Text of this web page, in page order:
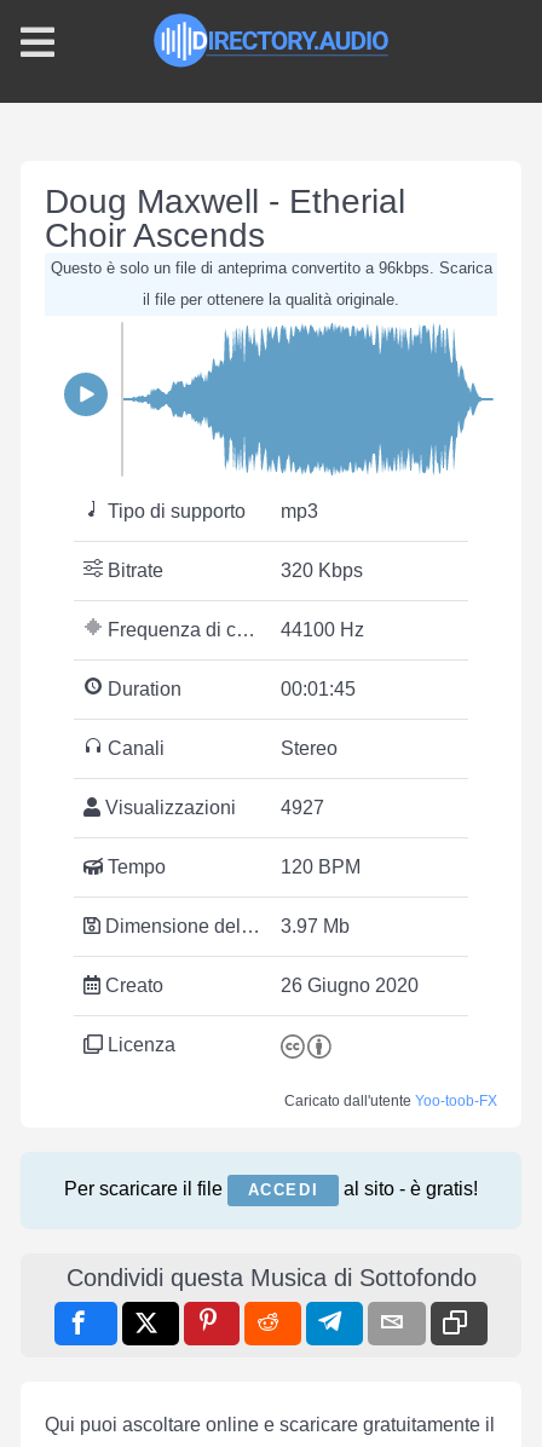
Doug Maxwell - Etherial
Choir Ascends
Questo è solo un file di anteprima convertito a 96kbps. Scarica
il file per ottenere la qualità originale.
Tipo di supporto mp3
Bitrate 320 Kbps
Frequenza di campionamento 44100 Hz
Duration 00:01:45
Canali Stereo
Visualizzazioni 4927
Tempo 120 BPM
Dimensione del file 3.97 Mb
Creato 26 Giugno 2020
Licenza
Caricato dall'utente Yoo-toob-FX
Per scaricare il file ACCEDI al sito - è gratis!
Condividi questa Musica di Sottofondo
Qui puoi ascoltare online e scaricare gratuitamente il